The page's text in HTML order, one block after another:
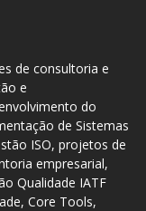
de consultoria e
e
do
de Sistemas
ISO, projetos de
empresarial,
Qualidade IATF
Core Tools,